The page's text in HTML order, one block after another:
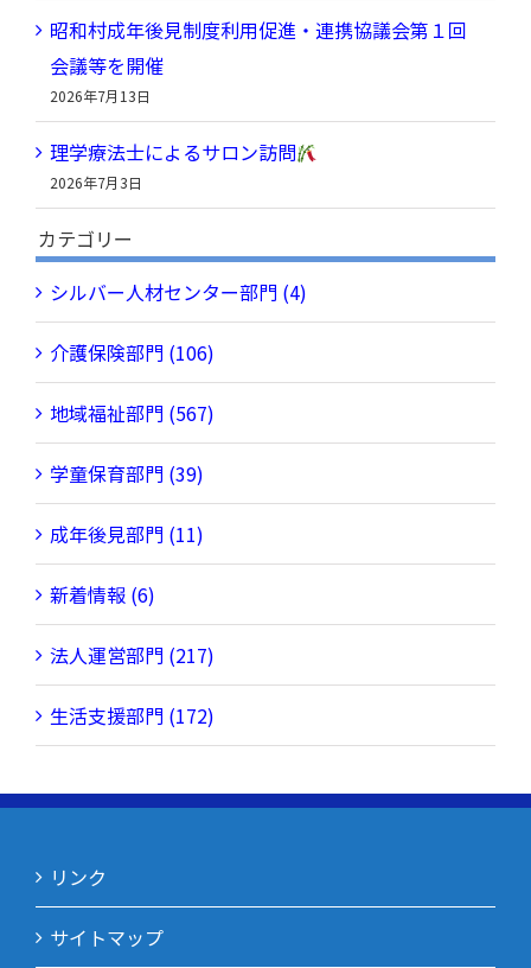
昭和村成年後見制度利用促進・連携協議会第１回
会議等を開催
2026年7月13日
理学療法士によるサロン訪問
2026年7月3日
カテゴリー
シルバー人材センター部門 (4)
介護保険部門 (106)
地域福祉部門 (567)
学童保育部門 (39)
成年後見部門 (11)
新着情報 (6)
法人運営部門 (217)
生活支援部門 (172)
リンク
サイトマップ